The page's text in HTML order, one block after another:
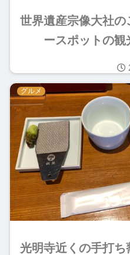
世界遺産宗像大社の
ースポットの観
グルメ
光明寺近くの手打ち